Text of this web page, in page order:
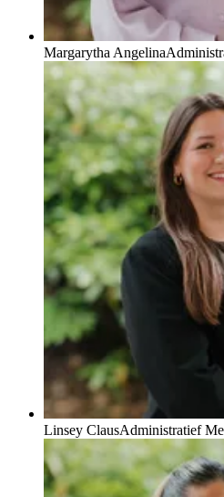
Margarytha Angelina
Linsey ClausAdministratief